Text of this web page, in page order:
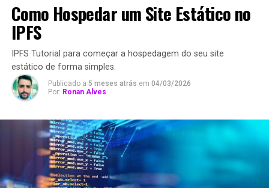
Como Hospedar um Site Estático no
IPFS
IPFS Tutorial para começar a hospedagem do seu site
estático de forma simples.
Publicado a 5 meses atrás em 04/03/2026
Por: Ronan Alves